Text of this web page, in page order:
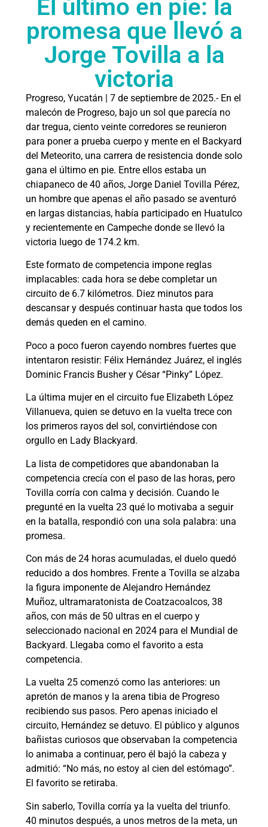
El último en pie: la
promesa que llevó a
Jorge Tovilla a la
victoria
Progreso, Yucatán | 7 de septiembre de 2025.- En el
malecón de Progreso, bajo un sol que parecía no
dar tregua, ciento veinte corredores se reunieron
para poner a prueba cuerpo y mente en el Backyard
del Meteorito, una carrera de resistencia donde solo
gana el último en pie. Entre ellos estaba un
chiapaneco de 40 años, Jorge Daniel Tovilla Pérez,
un hombre que apenas el año pasado se aventuró
en largas distancias, había participado en Huatulco
y recientemente en Campeche donde se llevó la
victoria luego de 174.2 km.
Este formato de competencia impone reglas
implacables: cada hora se debe completar un
circuito de 6.7 kilómetros. Diez minutos para
descansar y después continuar hasta que todos los
demás queden en el camino.
Poco a poco fueron cayendo nombres fuertes que
intentaron resistir: Félix Hernández Juárez, el inglés
Dominic Francis Busher y César “Pinky” López.
La última mujer en el circuito fue Elizabeth López
Villanueva, quien se detuvo en la vuelta trece con
los primeros rayos del sol, convirtiéndose con
orgullo en Lady Blackyard.
La lista de competidores que abandonaban la
competencia crecía con el paso de las horas, pero
Tovilla corría con calma y decisión. Cuando le
pregunté en la vuelta 23 qué lo motivaba a seguir
en la batalla, respondió con una sola palabra: una
promesa.
Con más de 24 horas acumuladas, el duelo quedó
reducido a dos hombres. Frente a Tovilla se alzaba
la figura imponente de Alejandro Hernández
Muñoz, ultramaratonista de Coatzacoalcos, 38
años, con más de 50 ultras en el cuerpo y
seleccionado nacional en 2024 para el Mundial de
Backyard. Llegaba como el favorito a esta
competencia.
La vuelta 25 comenzó como las anteriores: un
apretón de manos y la arena tibia de Progreso
recibiendo sus pasos. Pero apenas iniciado el
circuito, Hernández se detuvo. El público y algunos
bañistas curiosos que observaban la competencia
lo animaba a continuar, pero él bajó la cabeza y
admitió: “No más, no estoy al cien del estómago”.
El favorito se retiraba.
Sin saberlo, Tovilla corría ya la vuelta del triunfo.
40 minutos después, a unos metros de la meta, un